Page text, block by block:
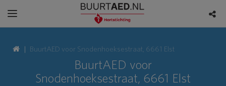
BuurtAED voor Snodenhoeksestraat, 6661 Elst
BuurtAED voor
Snodenhoeksestraat, 6661 Elst